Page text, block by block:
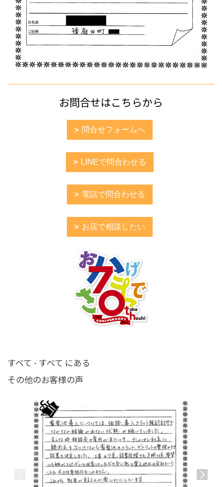
お問合せはこちらから
問合せフォームへ
LINEで問合わせる
電話で問合わせる
お店で相談したい
すべて - すべて にある
その他のお客様の声